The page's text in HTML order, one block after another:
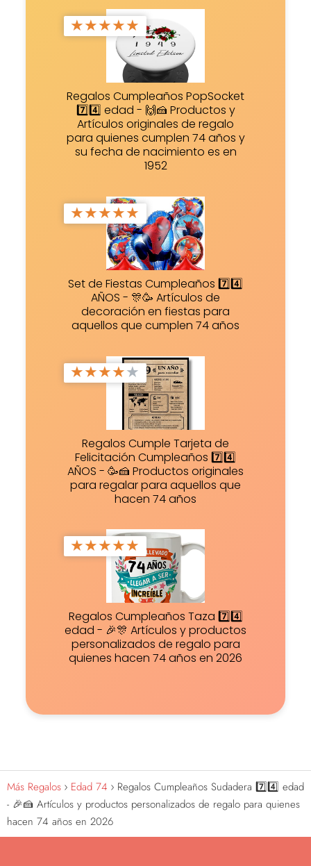
★★★★★
Regalos Cumpleaños PopSocket
7️⃣4️⃣ edad - 🙌🍰 Productos y
Artículos originales de regalo
para quienes cumplen 74 años y
su fecha de nacimiento es en
1952
★★★★★
Set de Fiestas Cumpleaños 7️⃣4️⃣
AÑOS - 🎊🥳 Artículos de
decoración en fiestas para
aquellos que cumplen 74 años
★★★★★
Regalos Cumple Tarjeta de
Felicitación Cumpleaños 7️⃣4️⃣
AÑOS - 🥳🍰 Productos originales
para regalar para aquellos que
hacen 74 años
★★★★★
Regalos Cumpleaños Taza 7️⃣4️⃣
edad - 🎉🎊 Artículos y productos
personalizados de regalo para
quienes hacen 74 años en 2026
Más Regalos Edad 74
Regalos Cumpleaños Sudadera 7️⃣4️⃣ edad
- 🎉🍰 Artículos y productos personalizados de regalo para quienes
hacen 74 años en 2026